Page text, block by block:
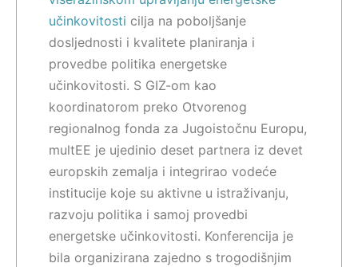
učinkovitosti cilja na poboljšanje
dosljednosti i kvalitete planiranja i
provedbe politika energetske
učinkovitosti. S GIZ-om kao
koordinatorom preko Otvorenog
regionalnog fonda za Jugoistočnu Europu,
multEE je ujedinio deset partnera iz devet
europskih zemalja i integrirao vodeće
institucije koje su aktivne u istraživanju,
razvoju politika i samoj provedbi
energetske učinkovitosti. Konferencija je
bila organizirana zajedno s trogodišnjim